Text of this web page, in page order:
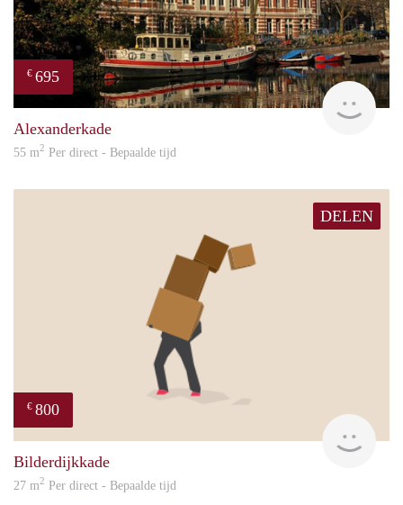
€ 695
Dick
Alexanderkade
55 m2 Per direct - Bepaalde tijd
DELEN
€ 800
Bilderdijkkade
27 m2 Per direct - Bepaalde tijd